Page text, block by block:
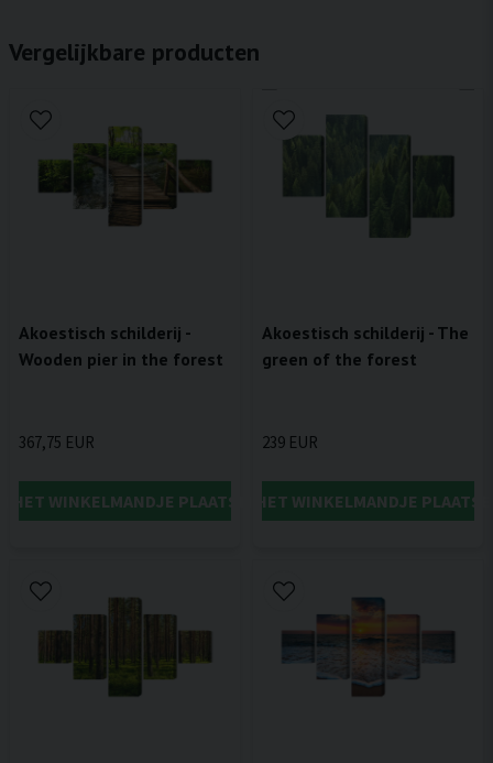
Vergelijkbare producten
Akoestisch schilderij -
Wooden pier in the forest
367,75 EUR
HET WINKELMANDJE PLAATSEN
Akoestisch schilderij - The
green of the forest
239 EUR
IN HET WINKELMANDJE